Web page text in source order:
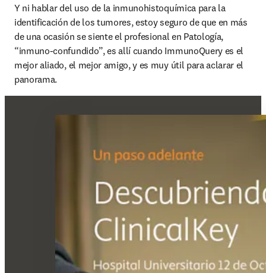
Y ni hablar del uso de la inmunohistoquímica para la
identificación de los tumores, estoy seguro de que en más
de una ocasión se siente el profesional en Patología,
“inmuno-confundido”, es allí cuando ImmunoQuery es el
mejor aliado, el mejor amigo, y es muy útil para aclarar el
panorama.